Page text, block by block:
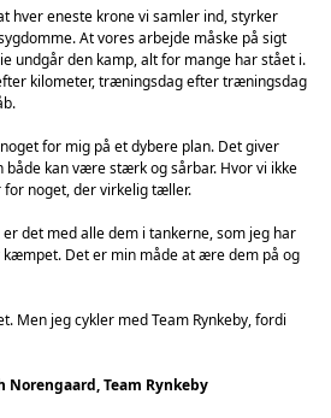
hver eneste krone vi samler ind, styrker
At vores arbejde måske på sigt
undgår den kamp, alt for mange har stået i.
kilometer, træningsdag efter træningsdag
for mig på et dybere plan. Det giver
kan være stærk og sårbar. Hvor vi ikke
for noget, der virkelig tæller.
det med alle dem i tankerne, som jeg har
Det er min måde at ære dem på og
Men jeg cykler med Team Rynkeby, fordi
Norengaard, Team Rynkeby